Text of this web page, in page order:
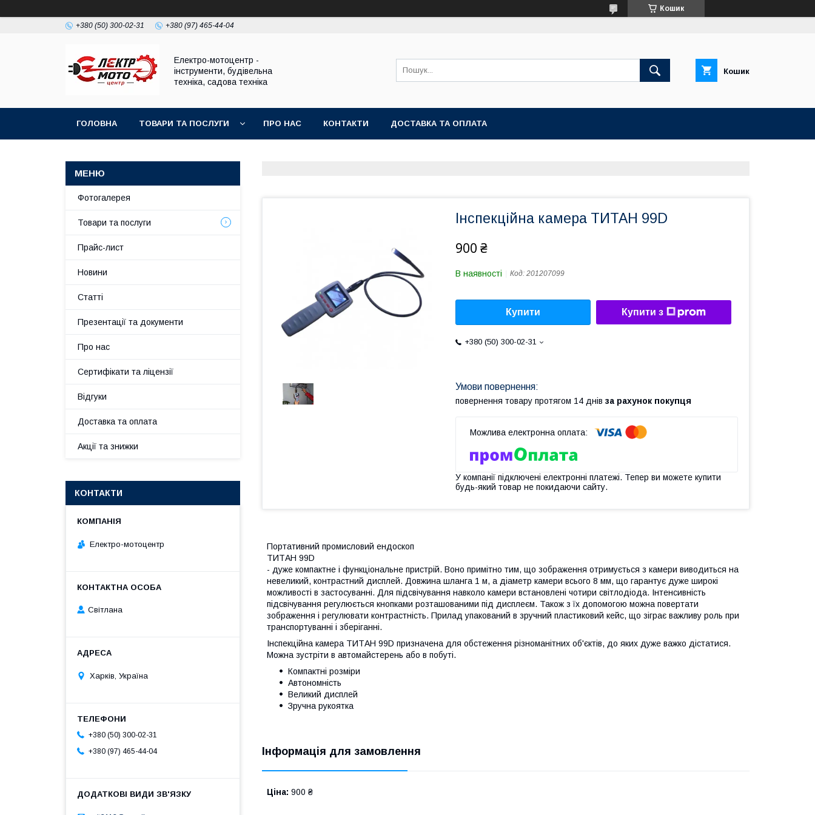
Кошик
+380 (50) 300-02-31 +380 (97) 465-44-04
Електро-мотоцентр -
інструменти, будівельна
техніка, садова техніка
Кошик
ГОЛОВНА ТОВАРИ ТА ПОСЛУГИ ПРО НАС КОНТАКТИ ДОСТАВКА ТА ОПЛАТА
Інспекційна камера ТИТАН 99D
900 ₴
В наявності Код: 201207099
Купити Купити з
+380 (50) 300-02-31
повернення товару протягом 14 днів за рахунок покупця
У компанії підключені електронні платежі. Тепер ви можете купити
будь-який товар не покидаючи сайту.
Портативний промисловий ендоскоп
ТИТАН 99D
- дуже компактне і функціональне пристрій. Воно примітно тим, що зображення отримується з камери виводиться на
невеликий, контрастний дисплей. Довжина шланга 1 м, а діаметр камери всього 8 мм, що гарантує дуже широкі
можливості в застосуванні. Для підсвічування навколо камери встановлені чотири світлодіода. Інтенсивність
підсвічування регулюється кнопками розташованими під дисплеєм. Також з їх допомогою можна повертати
зображення і регулювати контрастність. Прилад упакований в зручний пластиковий кейс, що зіграє важливу роль при
транспортуванні і зберіганні.
Інспекційна камера ТИТАН 99D призначена для обстеження різноманітних об'єктів, до яких дуже важко дістатися.
Можна зустріти в автомайстерень або в побуті.
Компактні розміри
Автономність
Великий дисплей
Зручна рукоятка
Інформація для замовлення
Ціна: 900 ₴
Фотогалерея
Товари та послуги
Прайс-лист
Новини
Статті
Презентації та документи
Про нас
Сертифікати та ліцензії
Відгуки
Доставка та оплата
Акції та знижки
КОНТАКТИ
Електро-мотоцентр
Світлана
Харків, Україна
+380 (50) 300-02-31
+380 (97) 465-44-04